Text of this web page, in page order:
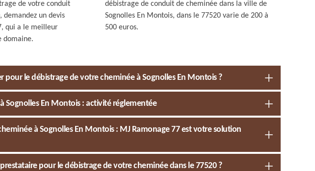
de votre conduit
demandez un devis
qui a le meilleur
domaine.
débistrage de conduit de cheminée dans la ville de
Sognolles En Montois, dans le 77520 varie de 200 à
500 euros.
pour le débistrage de votre cheminée à Sognolles En Montois ?
Sognolles En Montois : activité réglementée
à Sognolles En Montois : MJ Ramonage 77 est votre solution
pour le débistrage de votre cheminée dans le 77520 ?